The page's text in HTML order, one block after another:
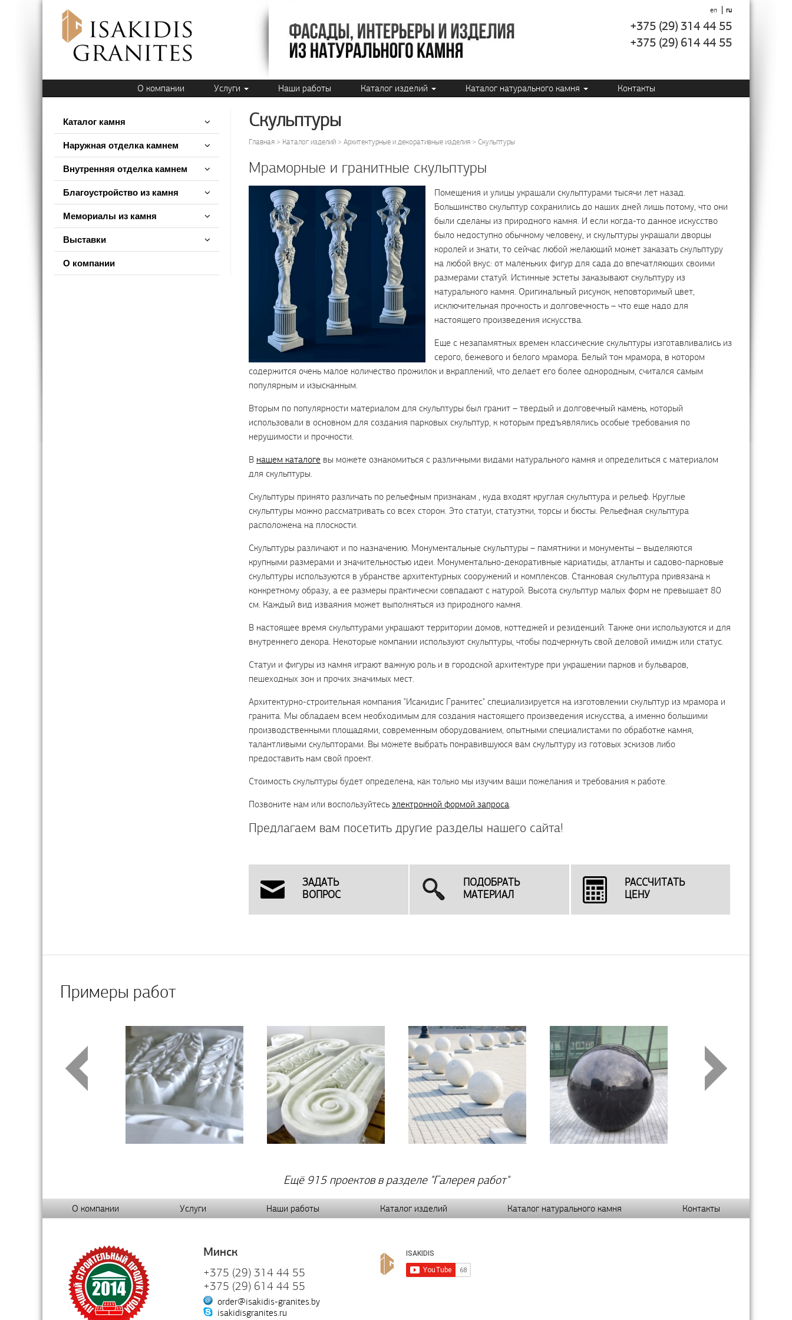
en ru
+375 (29) 314 44 55
+375 (29) 614 44 55
О компании Услуги Наши работы Каталог изделий Каталог натурального камня Контакты
Каталог камня
Наружная отделка камнем
Внутренняя отделка камнем
Благоустройство из камня
Мемориалы из камня
Выставки
О компании
Скульптуры
Главная Каталог изделий Архитектурные и декоративные изделия Скульптуры
Мраморные и гранитные скульптуры
Помещения и улицы украшали скульптурами тысячи лет назад.
Большинство скульптур сохранились до наших дней лишь потому, что они
были сделаны из природного камня. И если когда-то данное искусство
было недоступно обычному человеку, и скульптуры украшали дворцы
королей и знати, то сейчас любой желающий может заказать скульптуру
на любой вкус: от маленьких фигур для сада до впечатляющих своими
размерами статуй. Истинные эстеты заказывают скульптуру из
натурального камня. Оригинальный рисунок, неповторимый цвет,
исключительная прочность и долговечность – что еще надо для
настоящего произведения искусства.
Еще с незапамятных времен классические скульптуры изготавливались из
серого, бежевого и белого мрамора. Белый тон мрамора, в котором
содержится очень малое количество прожилок и вкраплений, что делает его более однородным, считался самым
популярным и изысканным.
Вторым по популярности материалом для скульптуры был гранит – твердый и долговечный камень, который
использовали в основном для создания парковых скульптур, к которым предъявлялись особые требования по
нерушимости и прочности.
В нашем каталоге вы можете ознакомиться с различными видами натурального камня и определиться с материалом
для скульптуры.
Скульптуры принято различать по рельефным признакам , куда входят круглая скульптура и рельеф. Круглые
скульптуры можно рассматривать со всех сторон. Это статуи, статуэтки, торсы и бюсты. Рельефная скульптура
расположена на плоскости.
Скульптуры различают и по назначению. Монументальные скульптуры – памятники и монументы – выделяются
крупными размерами и значительностью идеи. Монументально-декоративные кариатиды, атланты и садово-парковые
скульптуры используются в убранстве архитектурных сооружений и комплексов. Станковая скульптура привязана к
конкретному образу, а ее размеры практически совпадают с натурой. Высота скульптур малых форм не превышает 80
см. Каждый вид изваяния может выполняться из природного камня.
В настоящее время скульптурами украшают территории домов, коттеджей и резиденций. Также они используются и для
внутреннего декора. Некоторые компании используют скульптуры, чтобы подчеркнуть свой деловой имидж или статус.
Статуи и фигуры из камня играют важную роль и в городской архитектуре при украшении парков и бульваров,
пешеходных зон и прочих значимых мест.
Архитектурно-строительная компания "Исакидис Гранитес" специализируется на изготовлении скульптур из мрамора и
гранита. Мы обладаем всем необходимым для создания настоящего произведения искусства, а именно большими
производственными площадями, современным оборудованием, опытными специалистами по обработке камня,
талантливыми скульпторами. Вы можете выбрать понравившуюся вам скульптуру из готовых эскизов либо
предоставить нам свой проект.
Стоимость скульптуры будет определена, как только мы изучим ваши пожелания и требования к работе.
Позвоните нам или воспользуйтесь электронной формой запроса.
Предлагаем вам посетить другие разделы нашего сайта!
ЗАДАТЬ
ВОПРОС
ПОДОБРАТЬ
МАТЕРИАЛ
РАССЧИТАТЬ
ЦЕНУ
Примеры работ
Ещё 915 проектов в разделе "Галерея работ"
О компании Услуги Наши работы Каталог изделий Каталог натурального камня Контакты
Минск
+375 (29) 314 44 55
+375 (29) 614 44 55
order@isakidis-granites.by
isakidisgranites.ru